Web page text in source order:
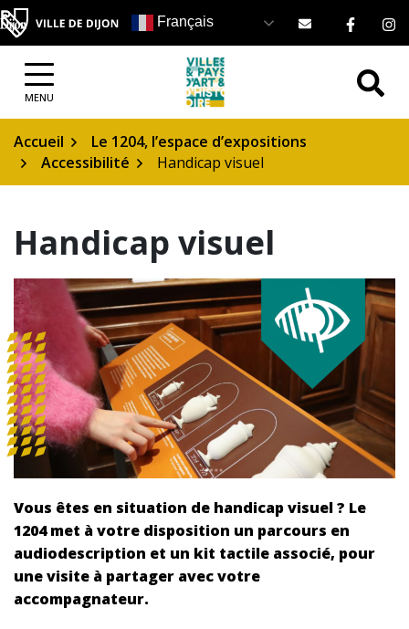
Gestion des traceurs
Aller
au
Français Lien
MENU
Accueil
Le 1204, l’espace d’expositions
Accessibilité
Handicap visuel
Handicap visuel
Vous êtes en situation de handicap visuel ? Le
1204 met à votre disposition un parcours en
audiodescription et un kit tactile associé, pour
une visite à partager avec votre
accompagnateur.